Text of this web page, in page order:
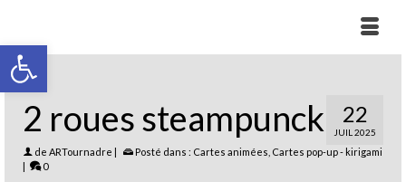
Ouvrir la barre d’outils
22
JUIL 2025
2 roues steampunck
de ARTournadre | Posté dans : Cartes animées Cartes pop-up - kirigami
|
0